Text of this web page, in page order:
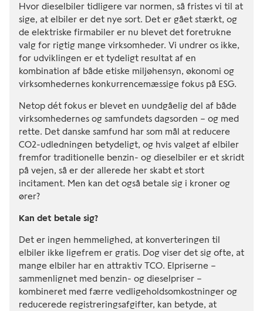
Hvor dieselbiler tidligere var normen, så fristes vi til at
sige, at elbiler er det nye sort. Det er gået stærkt, og
de elektriske firmabiler er nu blevet det foretrukne
valg for rigtig mange virksomheder. Vi undrer os ikke,
for udviklingen er et tydeligt resultat af en
kombination af både etiske miljøhensyn, økonomi og
virksomhedernes konkurrencemæssige fokus på ESG.
Netop dét fokus er blevet en uundgåelig del af både
virksomhedernes og samfundets dagsorden – og med
rette. Det danske samfund har som mål at reducere
CO2-udledningen betydeligt, og hvis valget af elbiler
fremfor traditionelle benzin- og dieselbiler er et skridt
på vejen, så er der allerede her skabt et stort
incitament. Men kan det også betale sig i kroner og
ører?
Kan det betale sig?
Det er ingen hemmelighed, at konverteringen til
elbiler ikke ligefrem er gratis. Dog viser det sig ofte, at
mange elbiler har en attraktiv TCO. Elpriserne –
sammenlignet med benzin- og dieselpriser –
kombineret med færre vedligeholdsomkostninger og
reducerede registreringsafgifter, kan betyde, at